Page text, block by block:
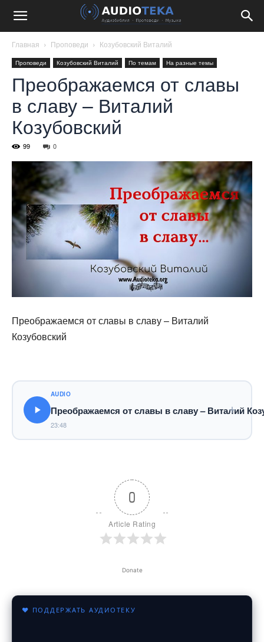
Главная Проповеди Козубовский Виталий
Проповеди Козубовский Виталий По темам На разные темы
Преображаемся от славы
в славу – Виталий
Козубовский
99 0
Преображаемся от славы в славу – Виталий
Козубовский
AUDIO
Преображаемся от славы в славу – Виталий
23:48
0
Article Rating
Donate
♥ ПОДДЕРЖАТЬ АУДИОТЕКУ